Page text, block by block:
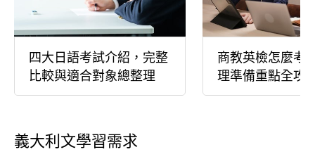
四大日語考試介紹，完整
比較與適合對象總整理
商教英檢怎麼考
理準備重點全攻
義大利文學習需求